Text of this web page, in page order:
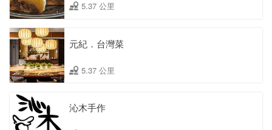
5.37 公里
元紀．台灣菜
5.37 公里
沁木手作